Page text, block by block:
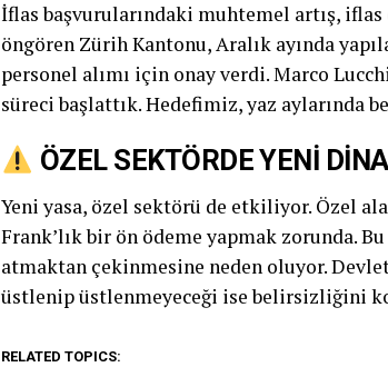
İflas başvurularındaki muhtemel artış,
öngören Zürih Kantonu, Aralık ayında
personel alımı için onay verdi. Marco
süreci başlattık. Hedefimiz, yaz aylarında
ÖZEL SEKTÖRDE YENİ
Yeni yasa, özel sektörü de etkiliyor. Özel
Frank’lık bir ön ödeme yapmak zorunda.
atmaktan çekinmesine neden oluyor.
üstlenip üstlenmeyeceği ise belirsizliğini
RELATED TOPICS: